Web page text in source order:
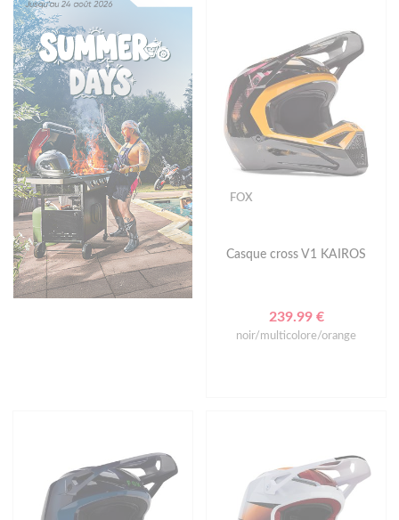
FOX
Casque cross V1 KAIROS
239.99 €
noir/multicolore/orange